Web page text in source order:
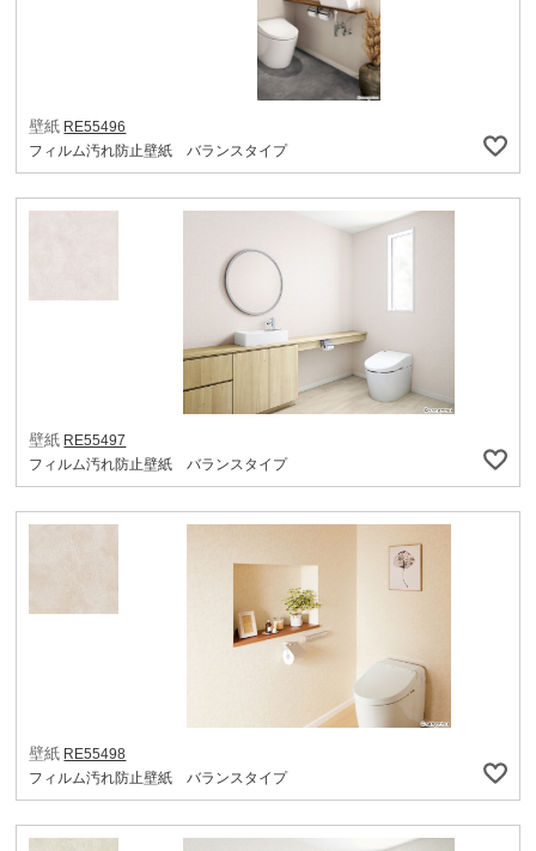
壁紙 RE55496
フィルム汚れ防止壁紙 バランスタイプ
壁紙 RE55497
フィルム汚れ防止壁紙 バランスタイプ
壁紙 RE55498
フィルム汚れ防止壁紙 バランスタイプ